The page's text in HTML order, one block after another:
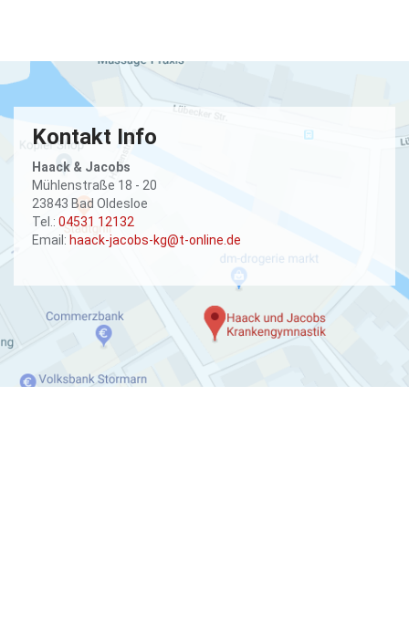
Kontakt Info
Haack & Jacobs
Mühlenstraße 18 - 20
23843 Bad Oldesloe
Tel.: 04531 12132
Email: haack-jacobs-kg@t-online.de